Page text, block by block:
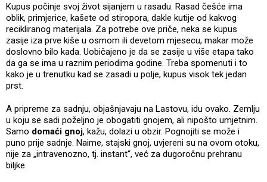
Kupus počinje svoj život sijanjem u rasadu. Rasad češće ima
oblik, primjerice, kašete od stiropora, dakle kutije od kakvog
recikliranog materijala. Za potrebe ove priče, neka se kupus
zasije iza prve kiše u osmom ili devetom mjesecu, makar može
doslovno bilo kada. Uobičajeno je da se zasije u više etapa tako
da ga se ima u raznim periodima godine. Treba spomenuti i to
kako je u trenutku kad se zasadi u polje, kupus visok tek jedan
prst.
A pripreme za sadnju, objašnjavaju na Lastovu, idu ovako. Zemlju
u koju se sadi poželjno je obogatiti gnojem, ali nipošto umjetnim.
Samo domaći gnoj, kažu, dolazi u obzir. Pognojiti se može i
puno prije sadnje. Naime, stajski gnoj, uvjereni su na ovom otoku,
nije za „intravenozno, tj. instant“, već za dugoročnu prehranu
biljke.